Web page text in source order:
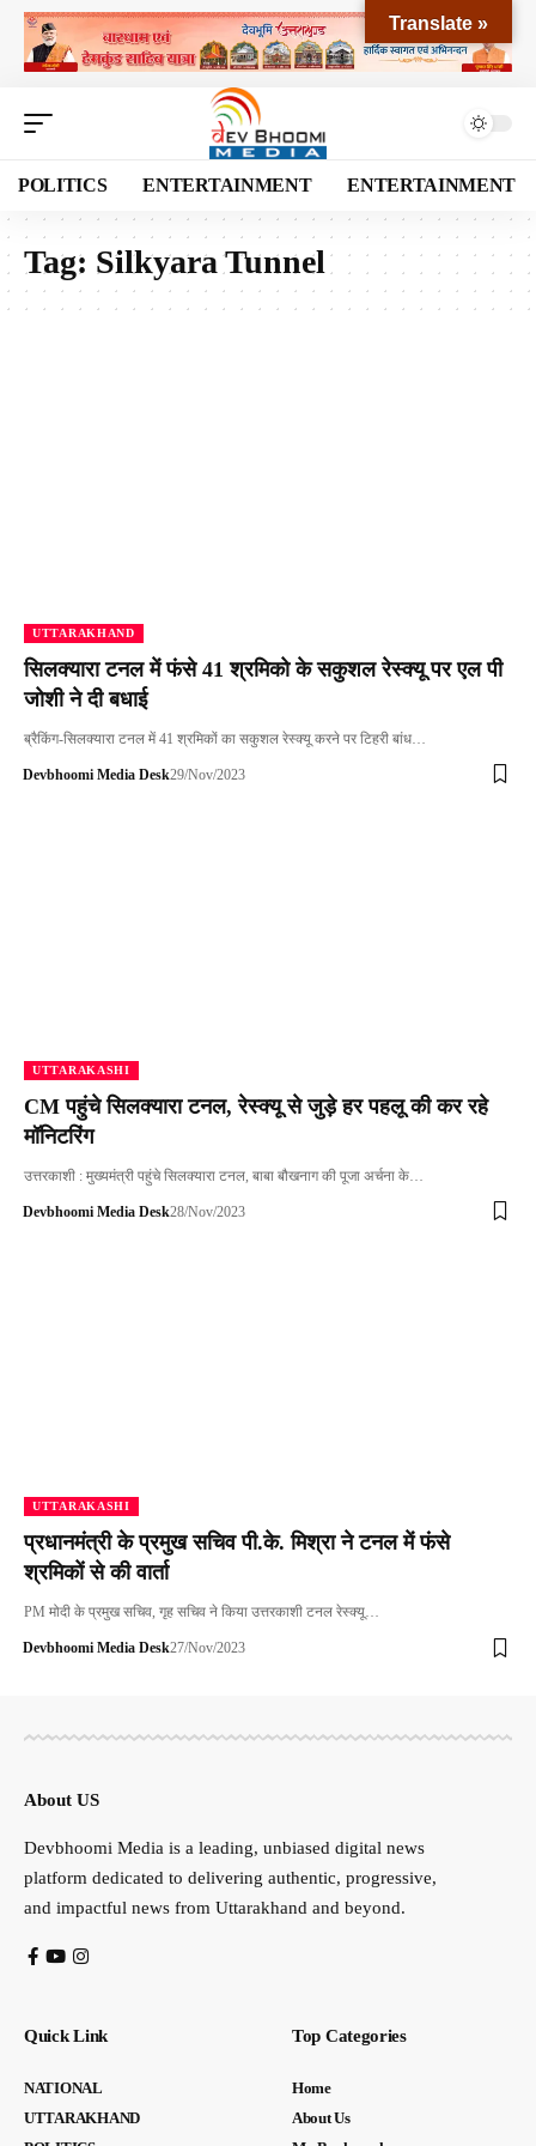
POLITICS ENTERTAINMENT ENTERTAINMENT
Tag: Silkyara Tunnel
UTTARAKHAND
सिलक्यारा टनल में फंसे 41 श्रमिको के सकुशल रेस्क्यू पर एल पी
जोशी ने दी बधाई
ब्रैकिंग-सिलक्यारा टनल में 41 श्रमिकों का सकुशल रेस्क्यू करने पर टिहरी बांध…
Devbhoomi Media Desk29/Nov/2023
UTTARAKASHI
CM पहुंचे सिलक्यारा टनल, रेस्क्यू से जुड़े हर पहलू की कर रहे
मॉनिटरिंग
उत्तरकाशी : मुख्यमंत्री पहुंचे सिलक्यारा टनल, बाबा बौखनाग की पूजा अर्चना के…
Devbhoomi Media Desk28/Nov/2023
UTTARAKASHI
प्रधानमंत्री के प्रमुख सचिव पी.के. मिश्रा ने टनल में फंसे
श्रमिकों से की वार्ता
PM मोदी के प्रमुख सचिव, गृह सचिव ने किया उत्तरकाशी टनल रेस्क्यू…
Devbhoomi Media Desk27/Nov/2023
About US
Devbhoomi Media is a leading, unbiased digital news
platform dedicated to delivering authentic, progressive,
and impactful news from Uttarakhand and beyond.
Quick Link
NATIONAL
UTTARAKHAND
Top Categories
Home
About Us
Translate »